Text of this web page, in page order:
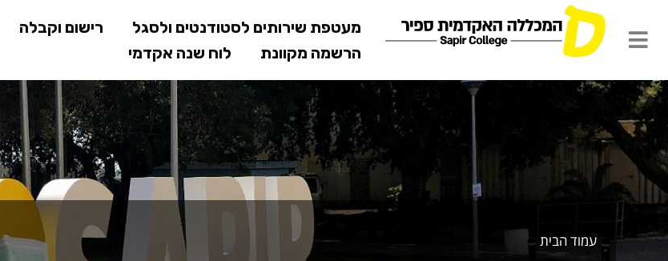
לתוכן
המרכזי
מעטפת שירותים לסטודנטים ולסגל רישום וקבלה
הרשמה מקוונת
לוח שנה אקדמי
עדכונים לתקופת הסגר - 25/09 - 10/10
עמוד הבית